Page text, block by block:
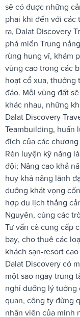
sẽ có được những
phai khi đến với các
ra, Dalat Discovery
phá miền Trung
rừng hung vĩ, khám
vùng cao trong các
hoạt cổ xưa, thưởng
đáo. Mỗi vùng đất
khác nhau, những
Dalat Discovery
Teambuilding, huấn
đích của các
Rèn luyện kỹ năng
đội; Nâng cao khả
huy khả năng lãnh
dưỡng khát vọng
hợp du lịch thắng
Nguyên, cùng các
Tư vấn cà cung cấp
bay, cho thuê các
khách sạn-resort
Dalat Discovery có
một sao ngay trung
nghỉ dưỡng lý tưởng
quan, công ty đừng
nhân viên của mình